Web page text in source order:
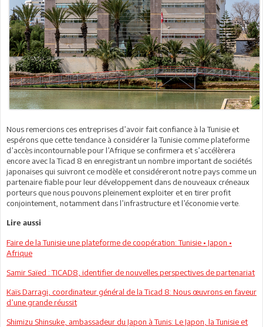
Nous remercions ces entreprises d’avoir fait confiance à la Tunisie et
espérons que cette tendance à considérer la Tunisie comme plateforme
d’accès incontournable pour l’Afrique se confirmera et s’accélèrera
encore avec la Ticad 8 en enregistrant un nombre important de sociétés
japonaises qui suivront ce modèle et considéreront notre pays comme un
partenaire fiable pour leur développement dans de nouveaux créneaux
porteurs que nous pouvons pleinement exploiter et en tirer profit
conjointement, notamment dans l’infrastructure et l’économie verte.
Lire aussi
Faire de la Tunisie une plateforme de coopération: Tunisie • Japon •
Afrique
Samir Saïed : TICAD8, identifier de nouvelles perspectives de partenariat
Kaïs Darragi, coordinateur général de la Ticad 8: Nous œuvrons en faveur
d’une grande réussit
Shimizu Shinsuke, ambassadeur du Japon à Tunis: Le Japon, la Tunisie et